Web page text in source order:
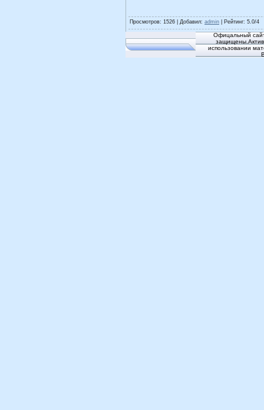
Просмотров: 1526 | Добавил: admin Рейтинг: 5.0/4
Офицальный
использовании